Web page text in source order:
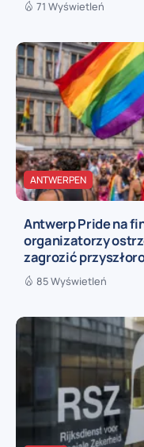
71 Wyświetleń
ANTWERPEN
Antwerp Pride na
organizatorzy
zagrozić
85 Wyświetleń